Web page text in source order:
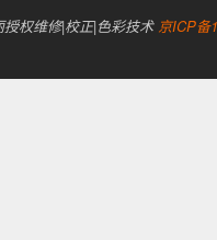
权维修|校正|色彩技术 京ICP备